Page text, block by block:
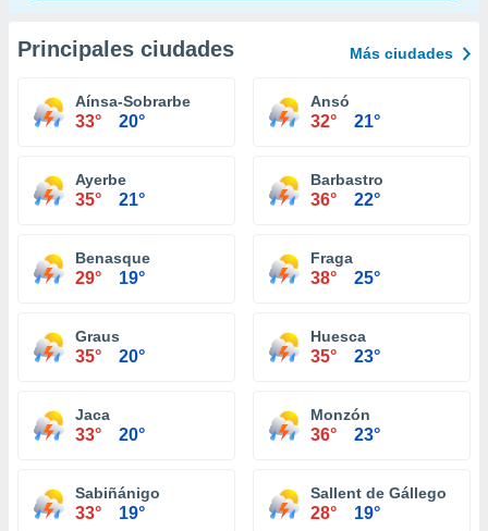
Principales ciudades Más ciudades
Aínsa-Sobrarbe
33° 20°
Ansó
32° 21°
Ayerbe
35° 21°
Barbastro
36° 22°
Benasque
29° 19°
Fraga
38° 25°
Graus
35° 20°
Huesca
35° 23°
Jaca
33° 20°
Monzón
36° 23°
Sabiñánigo
33° 19°
Sallent de Gállego
28° 19°